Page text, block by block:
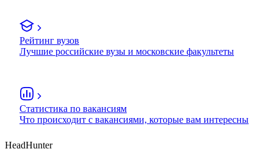
Рейтинг вузов
Лучшие российские вузы и московские факультеты
Статистика по вакансиям
Что происходит с вакансиями, которые вам интересны
HeadHunter